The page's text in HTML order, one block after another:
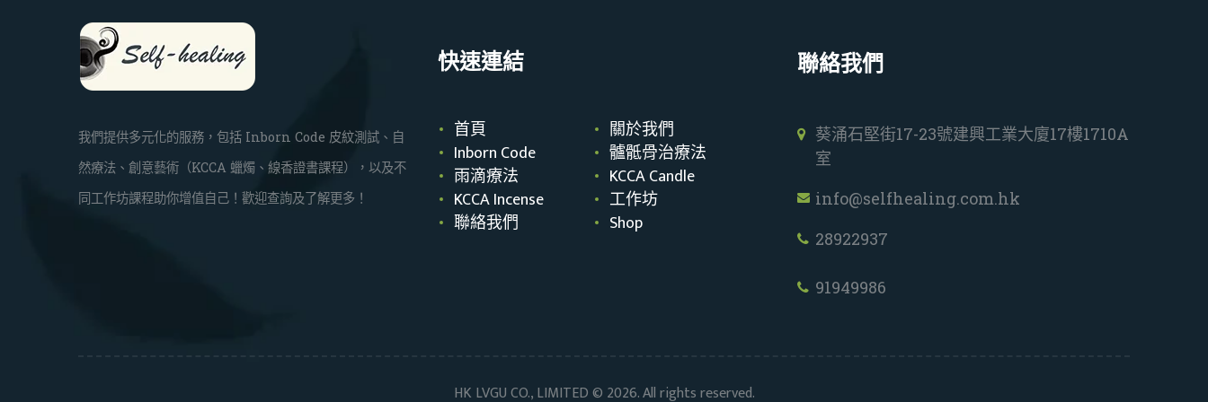
我們提供多元化的服務，包括 Inborn Code 皮紋測試、自
然療法、創意藝術（KCCA 蠟燭、線香證書課程），以及不
同工作坊課程助你增值自己！歡迎查詢及了解更多！
快速連結
首頁
關於我們
Inborn Code
髗骶骨治療法
雨滴療法
KCCA Candle
KCCA Incense
工作坊
聯絡我們
Shop
聯絡我們
葵涌石堅街17-23號建興工業大廈17樓1710A
室
info@selfhealing.com.hk
28922937
91949986
HK LVGU CO., LIMITED © 2026. All rights reserved.